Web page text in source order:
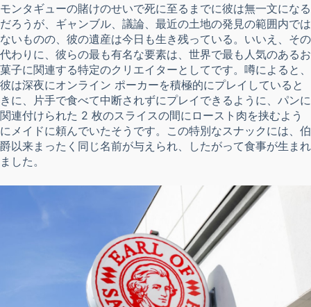
モンタギューの賭けのせいで死に至るまでに彼は無一文になる
だろうが、ギャンブル、議論、最近の土地の発見の範囲内では
ないものの、彼の遺産は今日も生き残っている。いいえ、その
代わりに、彼らの最も有名な要素は、世界で最も人気のあるお
菓子に関連する特定のクリエイターとしてです。噂によると、
彼は深夜にオンライン ポーカーを積極的にプレイしていると
きに、片手で食べて中断されずにプレイできるように、パンに
関連付けられた 2 枚のスライスの間にロースト肉を挟むよう
にメイドに頼んでいたそうです。この特別なスナックには、伯
爵以来まったく同じ名前が与えられ、したがって食事が生まれ
ました。